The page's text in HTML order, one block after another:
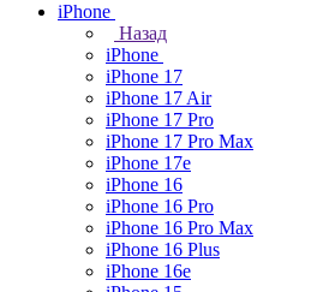
iPhone
Назад
iPhone
iPhone 17
iPhone 17 Air
iPhone 17 Pro
iPhone 17 Pro Max
iPhone 17e
iPhone 16
iPhone 16 Pro
iPhone 16 Pro Max
iPhone 16 Plus
iPhone 16e